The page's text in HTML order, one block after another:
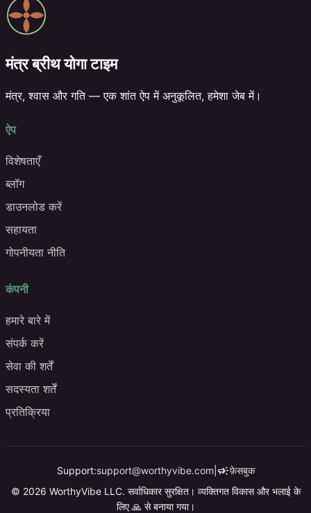
मंत्र ब्रीथ योगा टाइम
मंत्र, श्वास और गति — एक शांत ऐप में अनुकूलित, हमेशा जेब में।
ऐप
विशेषताएँ
ब्लॉग
डाउनलोड करें
सहायता
गोपनीयता नीति
कंपनी
हमारे बारे में
संपर्क करें
सेवा की शर्तें
सदस्यता शर्तें
प्रतिक्रिया
Support:support@worthyvibe.com campaignफ़ेसबुक
© 2026 WorthyVibe LLC. सर्वाधिकार सुरक्षित। व्यक्तिगत विकास और भलाई के
लिए 🙏 से बनाया गया।